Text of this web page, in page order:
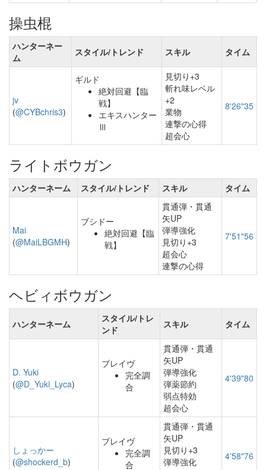
操虫棍
ハンターネー
ム
スタイル/トレンド スキル タイム
jv
(@CYBchris3)
ギルド
絶対回避【臨
戦】
エキスハンター
Ⅲ
見切り+3
斬れ味レベル
+2
業物
連撃の心得
超会心
8'26"35
ライトボウガン
ハンターネーム スタイル/トレンド スキル タイム
Mai
(@MaiLBGMH)
ブシドー
絶対回避【臨
戦】
貫通弾・貫通
矢UP
弾導強化
見切り+3
超会心
連撃の心得
7'51"56
ヘビィボウガン
ハンターネーム
スタイル/トレ
ンド
スキル タイム
D. Yuki
(@D_Yuki_Lyca)
ブレイヴ
完全調
合
貫通弾・貫通
矢UP
弾導強化
弾薬節約
弱点特効
超会心
4'39"80
しょっかー
(@shockerd_b)
ブレイヴ
完全調
合
貫通弾・貫通
矢UP
見切り+3
弾導強化
4'58"76